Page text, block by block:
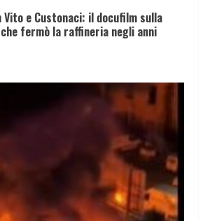
Vito e Custonaci: il docufilm sulla
fermò la raffineria negli anni